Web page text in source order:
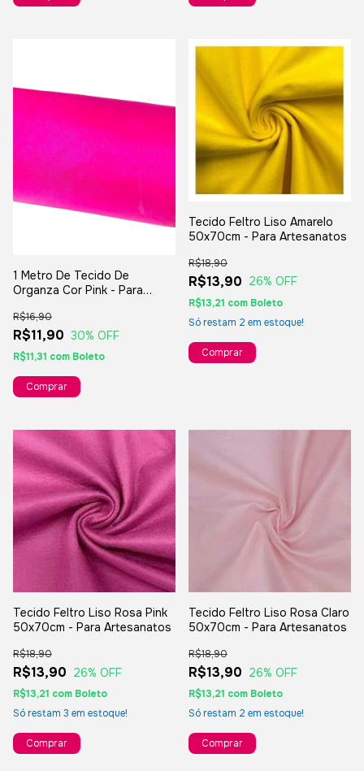
1 Metro De Tecido De
Organza Cor Pink - Para
R$11,90
R$16,90
30% OFF
R$11,31 com Boleto
Tecido Feltro Liso Amarelo
50x70cm - Para Artesanatos
R$13,90
R$18,90
26% OFF
R$13,21 com Boleto
Só restam 2 em estoque!
Tecido Feltro Liso Rosa Pink
50x70cm - Para Artesanatos
R$13,90
R$18,90
26% OFF
R$13,21 com Boleto
Só restam 3 em estoque!
Tecido Feltro Liso Rosa Claro
50x70cm - Para Artesanatos
R$13,90
R$18,90
26% OFF
R$13,21 com Boleto
Só restam 2 em estoque!